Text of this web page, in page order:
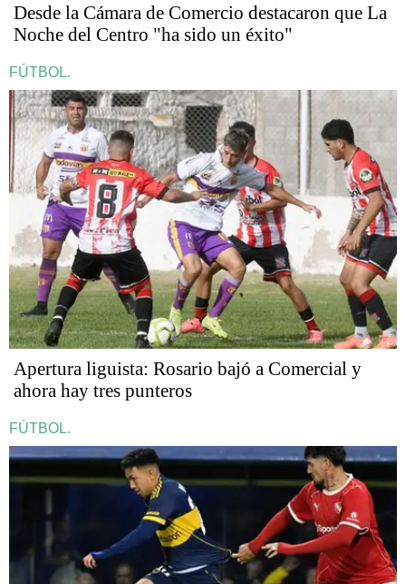
Desde la Cámara de Comercio destacaron que La
Noche del Centro "ha sido un éxito"
FÚTBOL.
Apertura liguista: Rosario bajó a Comercial y
ahora hay tres punteros
FÚTBOL.